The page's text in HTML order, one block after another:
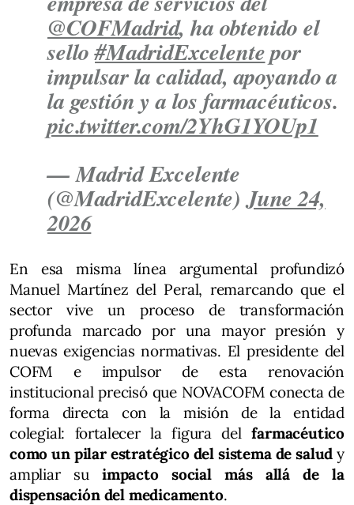
@COFMadrid, ha obtenido el
sello#MadridExcelentepor
impulsar la calidad, apoyando a
la gestión y a los farmacéuticos.
pic.twitter.com/2YhG1YOUp1
— Madrid Excelente
(@MadridExcelente)June 24,
2026
En esa misma línea argumental profundizó
Manuel Martínez del Peral, remarcando que el
sector vive un proceso de transformación
profunda marcado por una mayor presión y
nuevas exigencias normativas. El presidente del
COFM e impulsor de esta renovación
institucional precisó que NOVACOFM conecta de
forma directa con la misión de la entidad
colegial: fortalecer la figura delfarmacéutico
como un pilar estratégico del sistema de salud y
ampliar su impacto social más allá de la
dispensación del medicamento.